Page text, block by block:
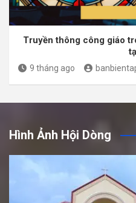
Truyền thông công giáo
9 tháng ago
Hình Ảnh Hội Dòng